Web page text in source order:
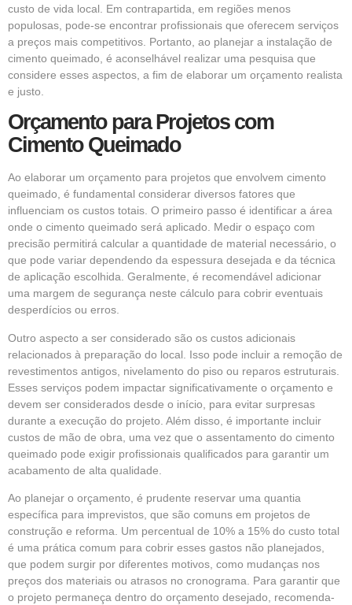
custo de vida local. Em contrapartida, em regiões menos
populosas, pode-se encontrar profissionais que oferecem serviços
a preços mais competitivos. Portanto, ao planejar a instalação de
cimento queimado, é aconselhável realizar uma pesquisa que
considere esses aspectos, a fim de elaborar um orçamento realista
e justo.
Orçamento para Projetos com
Cimento Queimado
Ao elaborar um orçamento para projetos que envolvem cimento
queimado, é fundamental considerar diversos fatores que
influenciam os custos totais. O primeiro passo é identificar a área
onde o cimento queimado será aplicado. Medir o espaço com
precisão permitirá calcular a quantidade de material necessário, o
que pode variar dependendo da espessura desejada e da técnica
de aplicação escolhida. Geralmente, é recomendável adicionar
uma margem de segurança neste cálculo para cobrir eventuais
desperdícios ou erros.
Outro aspecto a ser considerado são os custos adicionais
relacionados à preparação do local. Isso pode incluir a remoção de
revestimentos antigos, nivelamento do piso ou reparos estruturais.
Esses serviços podem impactar significativamente o orçamento e
devem ser considerados desde o início, para evitar surpresas
durante a execução do projeto. Além disso, é importante incluir
custos de mão de obra, uma vez que o assentamento do cimento
queimado pode exigir profissionais qualificados para garantir um
acabamento de alta qualidade.
Ao planejar o orçamento, é prudente reservar uma quantia
específica para imprevistos, que são comuns em projetos de
construção e reforma. Um percentual de 10% a 15% do custo total
é uma prática comum para cobrir esses gastos não planejados,
que podem surgir por diferentes motivos, como mudanças nos
preços dos materiais ou atrasos no cronograma. Para garantir que
o projeto permaneça dentro do orçamento desejado, recomenda-